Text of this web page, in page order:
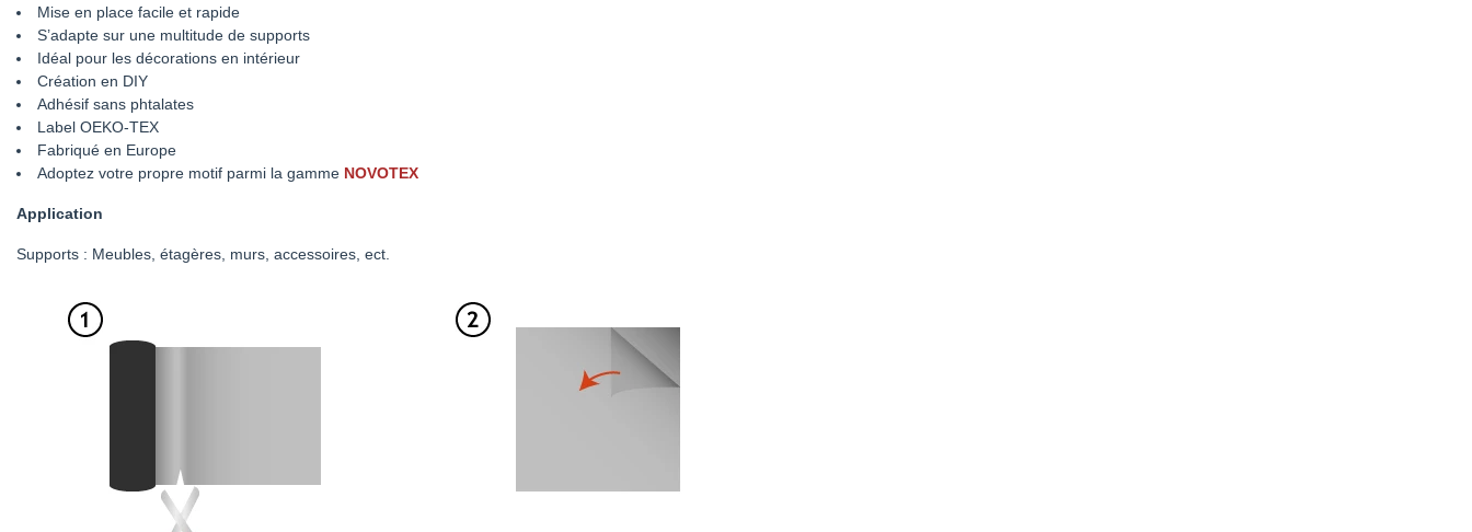
Mise en place facile et rapide
S’adapte sur une multitude de supports
Idéal pour les décorations en intérieur
Création en DIY
Adhésif sans phtalates
Label OEKO-TEX
Fabriqué en Europe
Adoptez votre propre motif parmi la gamme NOVOTEX
Application
Supports : Meubles, étagères, murs, accessoires, ect.